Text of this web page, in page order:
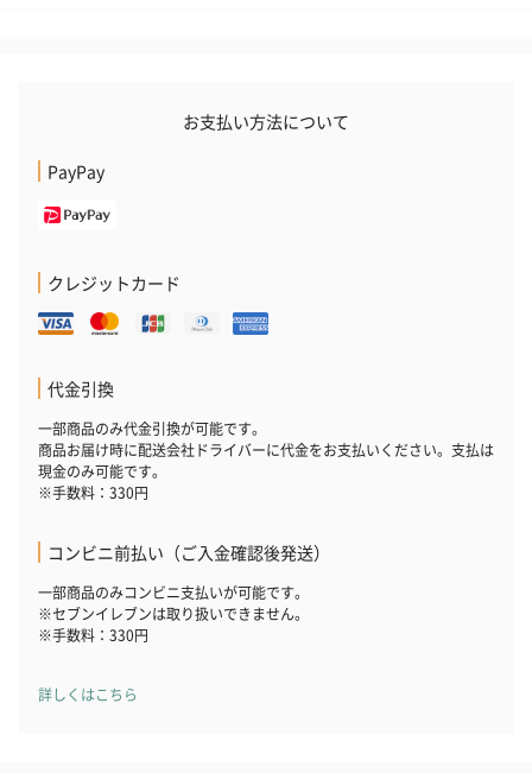
お支払い方法について
PayPay
クレジットカード
代金引換
一部商品のみ代金引換が可能です。
商品お届け時に配送会社ドライバーに代金をお支払いください。支払は
現金のみ可能です。
※手数料：330円
コンビニ前払い（ご入金確認後発送）
一部商品のみコンビニ支払いが可能です。
※セブンイレブンは取り扱いできません。
※手数料：330円
詳しくはこちら